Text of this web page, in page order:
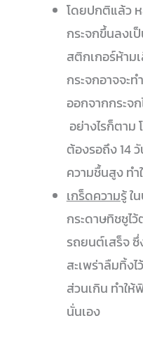
โดยปกติแล้ว
กระจกขึ้นลงเ
สติกเกอร์ห้าม
กระจกอาจจะ
ออกจากกระจ
อย่างไรก็ตาม
ต้องรอถึง 14
ความชื้นสูง ท
เกร็ดความรู้ใ
กระดาษทิชชูไ
รถยนต์เสร็จ ซึ่
สะเพร่าลืมทิ้ง
ส่วนเกิน ทำใ
นั่นเอง